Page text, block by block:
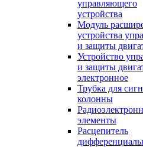
управляющего
устройства
Модуль
устройства
и защиты
Устройство
и защиты
электронное
Трубка для
колонны
элементы
Расцепитель